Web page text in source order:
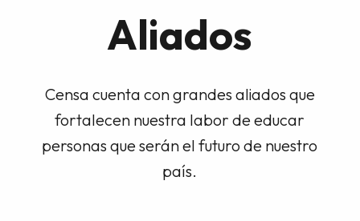
Aliados
Censa cuenta con grandes aliados que
fortalecen nuestra labor de educar
personas que serán el futuro de nuestro
país.